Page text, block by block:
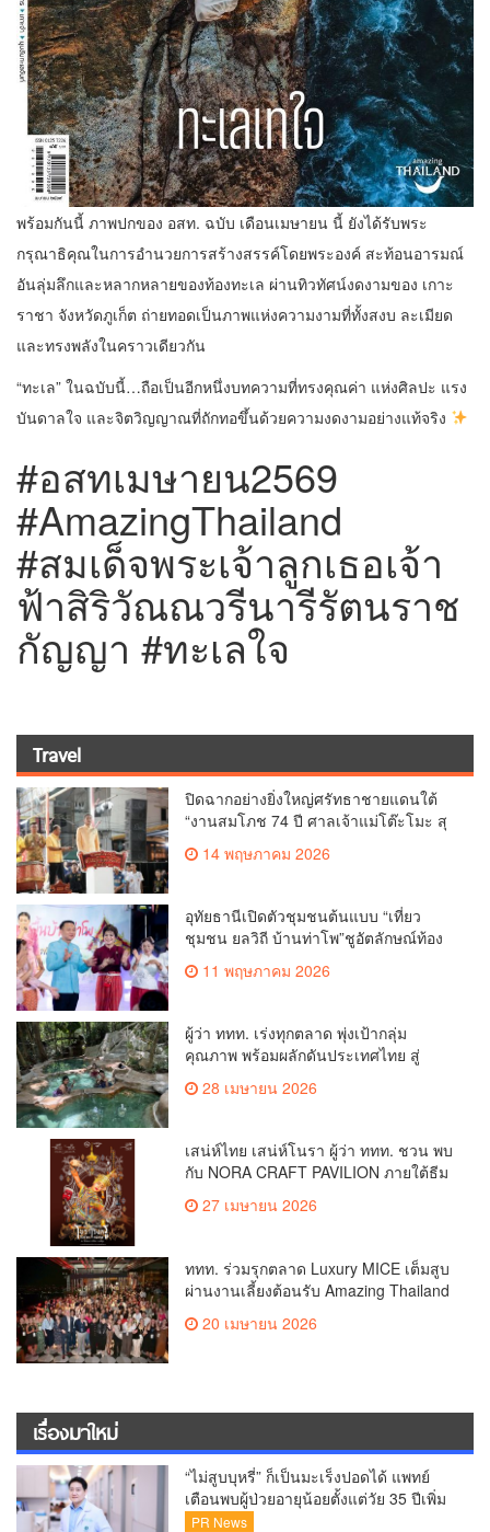
พร้อมกันนี้ ภาพปกของ อสท. ฉบับ เดือนเมษายน นี้ ยังได้รับพระ
กรุณาธิคุณในการอำนวยการสร้างสรรค์โดยพระองค์ สะท้อนอารมณ์
อันลุ่มลึกและหลากหลายของท้องทะเล ผ่านทิวทัศน์งดงามของ เกาะ
ราชา จังหวัดภูเก็ต ถ่ายทอดเป็นภาพแห่งความงามที่ทั้งสงบ ละเมียด
และทรงพลังในคราวเดียวกัน
“ทะเล” ในฉบับนี้…ถือเป็นอีกหนึ่งบทความที่ทรงคุณค่า แห่งศิลปะ แรง
บันดาลใจ และจิตวิญญาณที่ถักทอขึ้นด้วยความงดงามอย่างแท้จริง
#อสทเมษายน2569
#AmazingThailand
#สมเด็จพระเจ้าลูกเธอเจ้า
ฟ้าสิริวัณณวรีนารีรัตนราช
กัญญา #ทะเลใจ
Travel
ปิดฉากอย่างยิ่งใหญ่ศรัทธาชายแดนใต้
“งานสมโภช 74 ปี ศาลเจ้าแม่โต๊ะโมะ สุ
14 พฤษภาคม 2026
อุทัยธานีเปิดตัวชุมชนต้นแบบ “เที่ยว
ชุมชน ยลวิถี บ้านท่าโพ”ชูอัตลักษณ์ท้อง
11 พฤษภาคม 2026
ผู้ว่า ททท. เร่งทุกตลาด พุ่งเป้ากลุ่ม
คุณภาพ พร้อมผลักดันประเทศไทย สู่
Wellness Hub ตอบโจทย์ Life Economy
28 เมษายน 2026
เสน่ห์ไทย เสน่ห์โนรา ผู้ว่า ททท. ชวน พบ
กับ NORA CRAFT PAVILION ภายใต้ธีม
“ศรัทธา คอน Next ”
27 เมษายน 2026
ททท. ร่วมรุกตลาด Luxury MICE เต็มสูบ
ผ่านงานเลี้ยงต้อนรับ Amazing Thailand
ดับไฮเอนด์ในงาน InVoyage Global
20 เมษายน 2026
เรื่องมาใหม่
“ไม่สูบบุหรี่” ก็เป็นมะเร็งปอดได้ แพทย์
เตือนพบผู้ป่วยอายุน้อยตั้งแต่วัย 35 ปีเพิ่ม
ขึ้นคนไทยกว่า 70% รู้ตัวเมื่อโรคลุกลาม
PR News